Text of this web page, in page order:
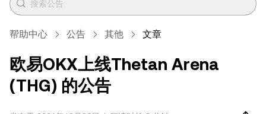
帮助中心 公告 其他 文章
欧易OKX上线Thetan Arena
(THG) 的公告